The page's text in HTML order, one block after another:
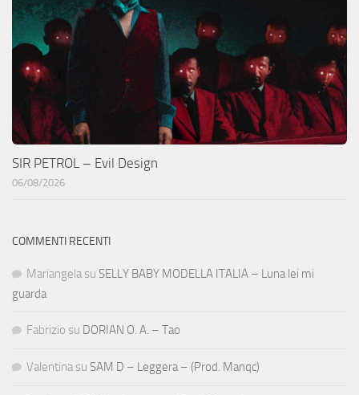
SIR PETROL – Evil Design
06/08/2026
COMMENTI RECENTI
Mariangela su SELLY BABY MODELLA ITALIA – Luna lei mi
guarda
Fabrizio su DORIAN O. A. – Tao
Valentina su SAM D – Leggera – (Prod. Manqc)